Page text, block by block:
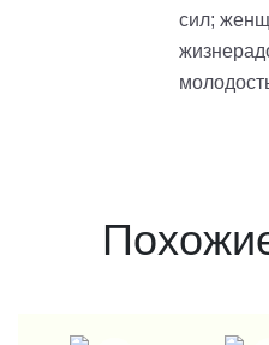
сил;